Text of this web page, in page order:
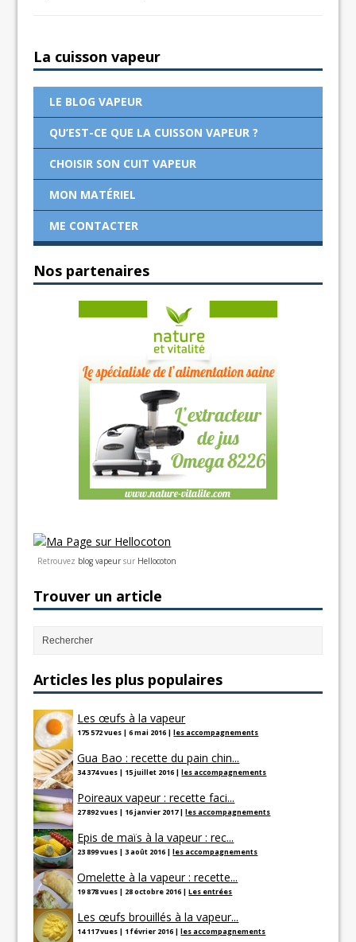
La cuisson vapeur
LE BLOG VAPEUR
QU’EST-CE QUE LA CUISSON VAPEUR ?
CHOISIR SON CUIT VAPEUR
MON MATÉRIEL
ME CONTACTER
Nos partenaires
Retrouvez blog vapeur sur Hellocoton
Trouver un article
Articles les plus populaires
Les œufs à la vapeur
175 572 vues |6 mai 2016 |les accompagnements
Gua Bao : recette du pain chin...
34 374 vues | 15 juillet 2016 |les accompagnements
Poireaux vapeur : recette faci...
27 892 vues | 16 janvier 2017|les accompagnements
Epis de maïs à la vapeur : rec...
23 899 vues |3 août 2016 |les accompagnements
Omelette à la vapeur : recette...
19 878 vues | 28 octobre 2016 |Les entrées
Les œufs brouillés à la vapeur...
14 117 vues | 1 février 2016 |les accompagnements